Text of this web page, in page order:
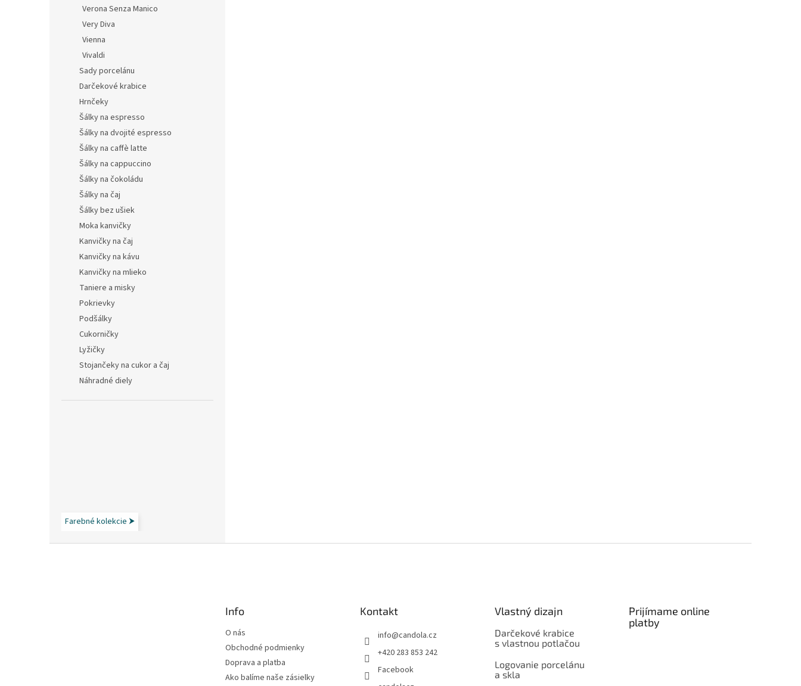
Verona Senza Manico
Very Diva
Vienna
Vivaldi
Sady porcelánu
Darčekové krabice
Hrnčeky
Šálky na espresso
Šálky na dvojité espresso
Šálky na caffè latte
Šálky na cappuccino
Šálky na čokoládu
Šálky na čaj
Šálky bez ušiek
Moka kanvičky
Kanvičky na čaj
Kanvičky na kávu
Kanvičky na mlieko
Taniere a misky
Pokrievky
Podšálky
Cukorničky
Lyžičky
Stojančeky na cukor a čaj
Náhradné diely
Farebné kolekcie ⮞
Info
O nás
Obchodné podmienky
Doprava a platba
Ako balíme naše zásielky
Kontakt
info@candola.cz
+420 283 853 242
Facebook
Vlastný dizajn
Darčekové krabice
s vlastnou potlačou
Logovanie porcelánu
a skla
Prijímame online
platby